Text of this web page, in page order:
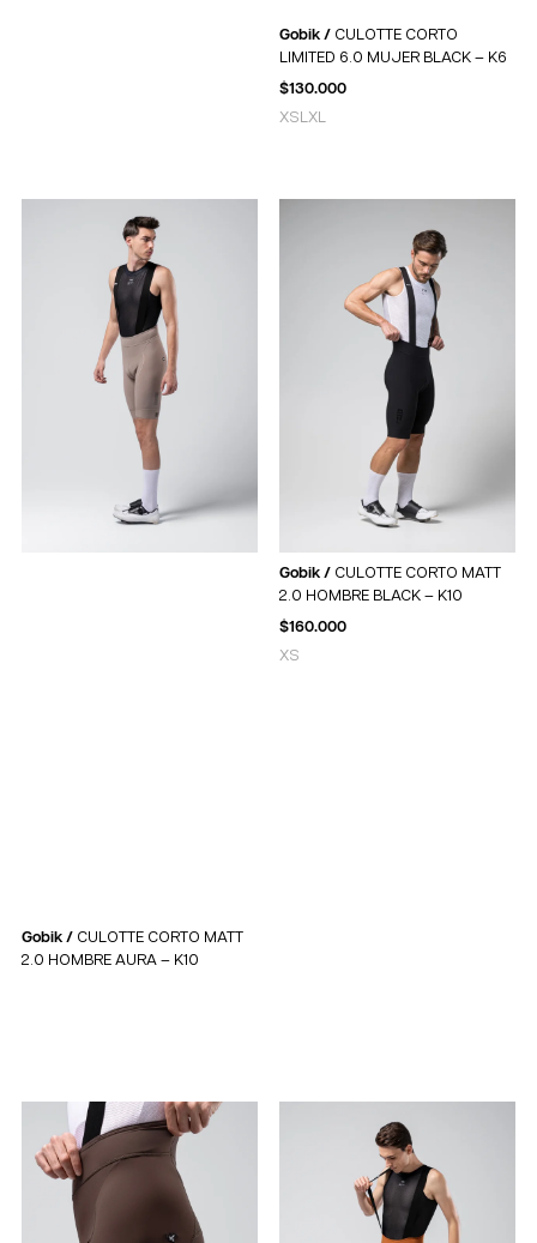
Gobik / CULOTTE CORTO
LIMITED 6.0 MUJER BLACK – K6
$130.000
XS LXL
Gobik / CULOTTE CORTO MATT
2.0 HOMBRE AURA – K10
Gobik / CULOTTE CORTO MATT
2.0 HOMBRE BLACK – K10
$160.000
XS